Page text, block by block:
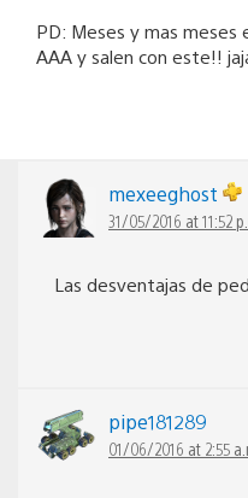
PD: Meses y mas meses
AAA y salen con este!!
mexeeghost
31/05/2016 at 11:52
Las desventajas de
pipe181289
01/06/2016 at 2:55